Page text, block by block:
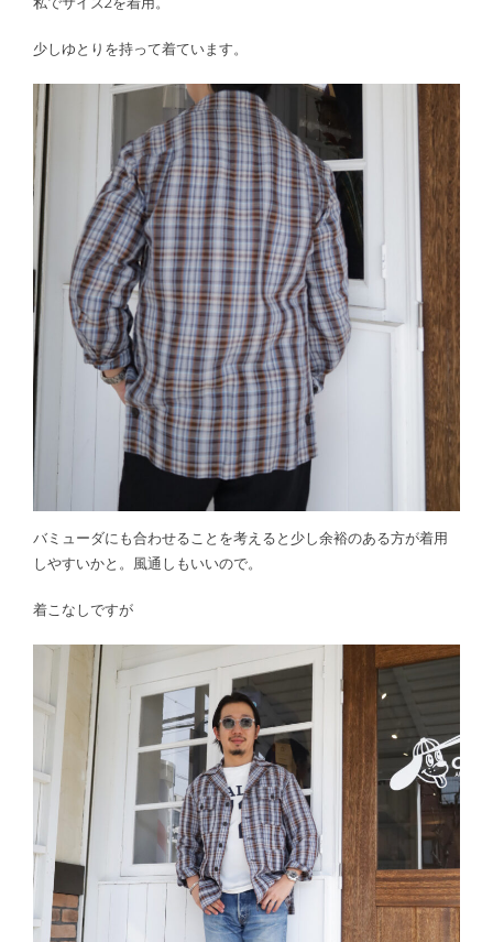
少しゆとりを持って着ています。
バミューダにも合わせることを考えると少し余裕のある方が着用
しやすいかと。風通しもいいので。
着こなしですが